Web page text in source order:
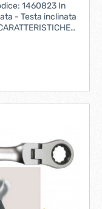
1460823 In
- Testa inclinata